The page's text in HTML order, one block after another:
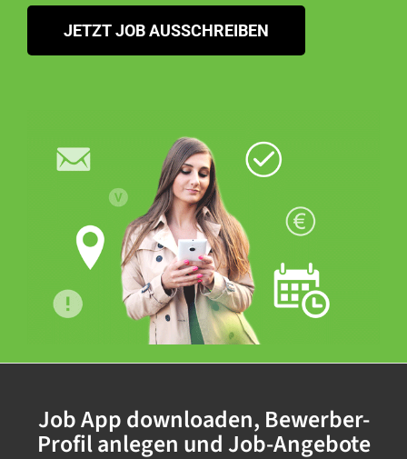
JETZT JOB AUSSCHREIBEN
Job App downloaden, Bewerber-
Profil anlegen und Job-Angebote